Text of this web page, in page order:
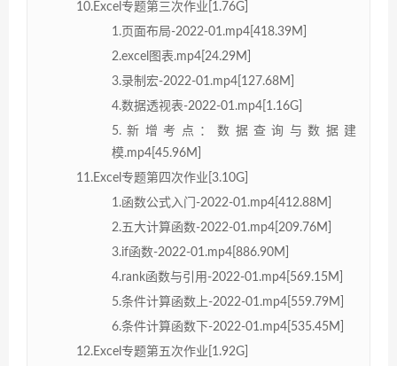
10.Excel专题第三次作业[1.76G]
1.页面布局-2022-01.mp4[418.39M]
2.excel图表.mp4[24.29M]
3.录制宏-2022-01.mp4[127.68M]
4.数据透视表-2022-01.mp4[1.16G]
5.新增考点：数据查询与数据建
模.mp4[45.96M]
11.Excel专题第四次作业[3.10G]
1.函数公式入门-2022-01.mp4[412.88M]
2.五大计算函数-2022-01.mp4[209.76M]
3.if函数-2022-01.mp4[886.90M]
4.rank函数与引用-2022-01.mp4[569.15M]
5.条件计算函数上-2022-01.mp4[559.79M]
6.条件计算函数下-2022-01.mp4[535.45M]
12.Excel专题第五次作业[1.92G]